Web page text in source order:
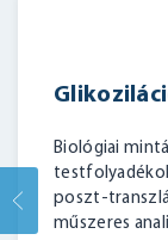
Biológiai
poszt-
műszeres